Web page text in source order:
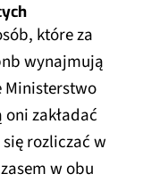
które za
wynajmują
Ministerstwo
zakładać
rozliczać w
w obu